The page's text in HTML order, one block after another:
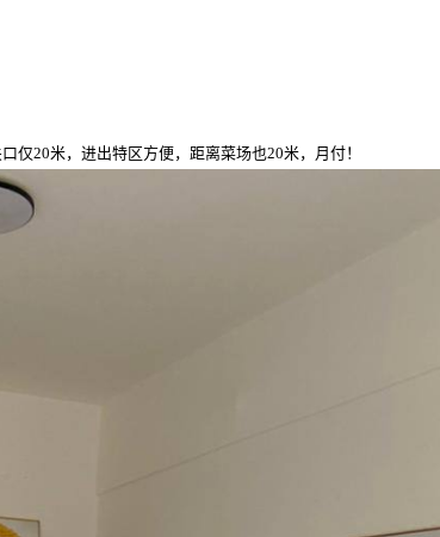
仅20米，进出特区方便，距离菜场也20米，月付！